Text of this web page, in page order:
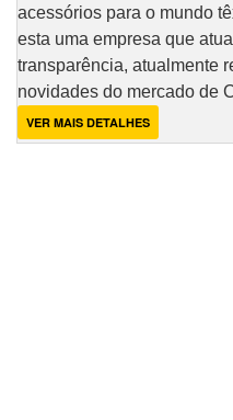
acessórios para o mundo
esta uma empresa que
transparência, atualmente
novidades do mercado de
VER MAIS DETALHES